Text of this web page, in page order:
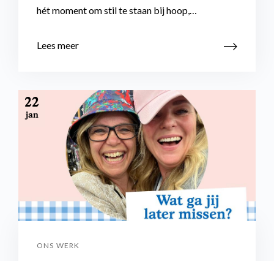
hét moment om stil te staan bij hoop,…
Lees meer
22
jan
ONS WERK